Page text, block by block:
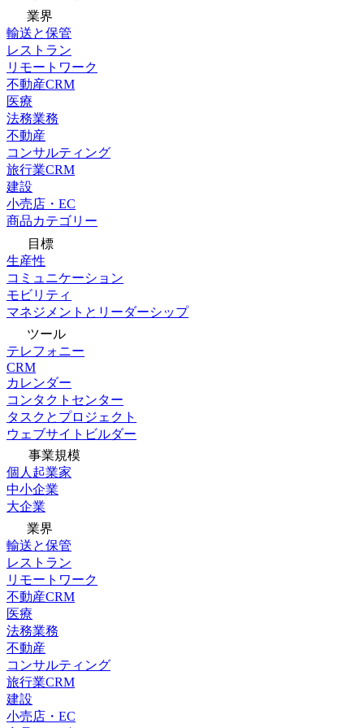
業界
輸送と保管
レストラン
リモートワーク
不動産CRM
医療
法務業務
不動産
コンサルティング
旅行業CRM
建設
小売店・EC
商品カテゴリー
目標
生産性
コミュニケーション
モビリティ
マネジメントとリーダーシップ
ツール
テレフォニー
CRM
カレンダー
コンタクトセンター
タスクとプロジェクト
ウェブサイトビルダー
事業規模
個人起業家
中小企業
大企業
業界
輸送と保管
レストラン
リモートワーク
不動産CRM
医療
法務業務
不動産
コンサルティング
旅行業CRM
建設
小売店・EC